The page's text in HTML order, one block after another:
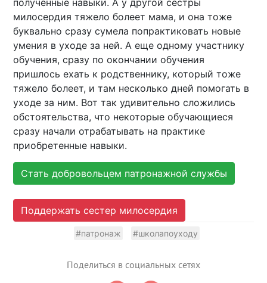
милосердия тяжело болеет мама, и она тоже
буквально сразу сумела попрактиковать новые
умения в уходе за ней. А еще одному участнику
обучения, сразу по окончании обучения
пришлось ехать к родственнику, который тоже
тяжело болеет, и там несколько дней помогать в
уходе за ним. Вот так удивительно сложились
обстоятельства, что некоторые обучающиеся
сразу начали отрабатывать на практике
приобретенные навыки.
Стать добровольцем патронажной службы
Поддержать сестер милосердия
#патронаж #школапоуходу
Поделиться в социальных сетях